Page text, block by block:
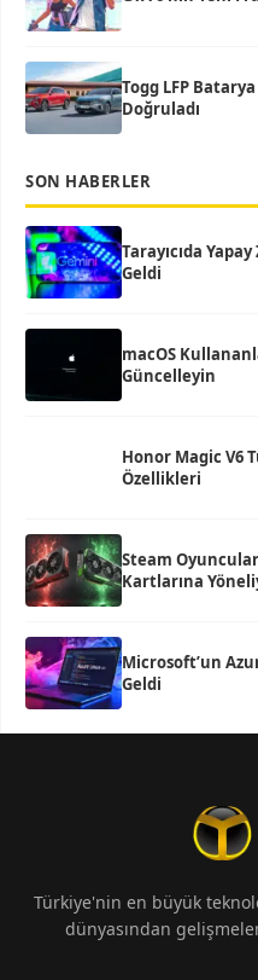
Togg LFP
Doğruladı
SON HABERLER
Tarayıcıda
Geldi
macOS
Güncelleyin
Honor Magic V6
Özellikleri
Steam
Kartlarına
Microsoft’un
Geldi
Türkiye'nin en büyük
dünyasından